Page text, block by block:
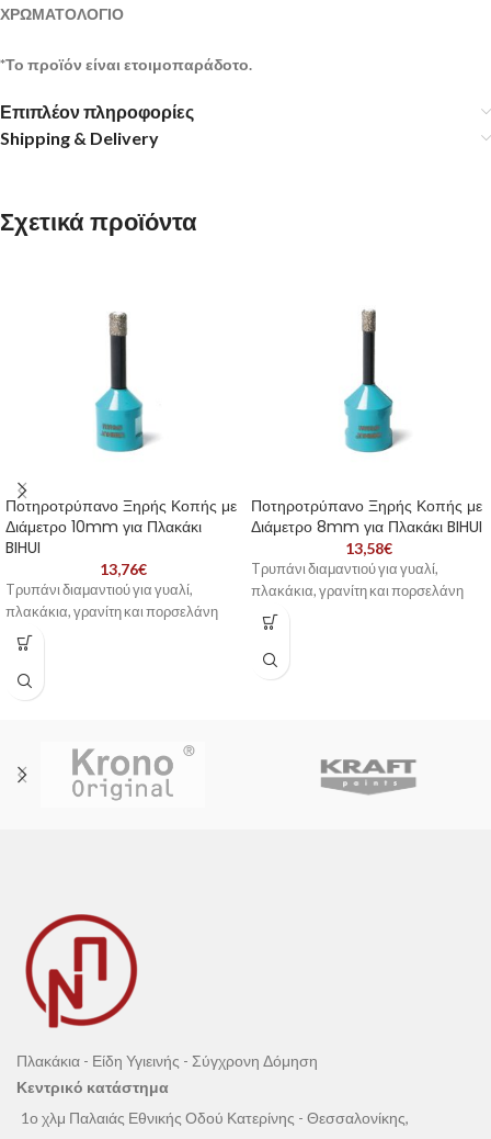
ΧΡΩΜΑΤΟΛΟΓΙΟ
*Το προϊόν είναι ετοιμοπαράδοτο.
Επιπλέον πληροφορίες
Shipping & Delivery
Σχετικά προϊόντα
Ποτηροτρύπανο Ξηρής Κοπής με
Διάμετρο 10mm για Πλακάκι
BIHUI
13,76€
Tρυπάνι διαμαντιού για γυαλί,
πλακάκια, γρανίτη και πορσελάνη
Ποτηροτρύπανο Ξηρής Κοπής με
Διάμετρο 8mm για Πλακάκι BIHUI
13,58€
Tρυπάνι διαμαντιού για γυαλί,
πλακάκια, γρανίτη και πορσελάνη
Πλακάκια - Είδη Υγιεινής - Σύγχρονη Δόμηση
Κεντρικό κατάστημα
1ο χλμ Παλαιάς Εθνικής Οδού Κατερίνης - Θεσσαλονίκης,